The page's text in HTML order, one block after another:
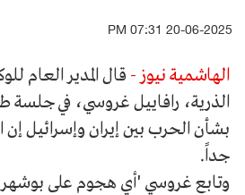
20-06-2025 07:31 PM
الهاشمية نيوز - قال المدير العام
الذرية، رافاييل غروسي، في جلسة
بشأن الحرب بين إيران وإسرائيل
جداً.
وتابع غروسي 'أي هجوم على